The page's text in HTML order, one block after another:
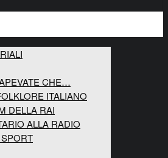
CHE…
ITALIANO
DELLA RAI
ALLA RADIO